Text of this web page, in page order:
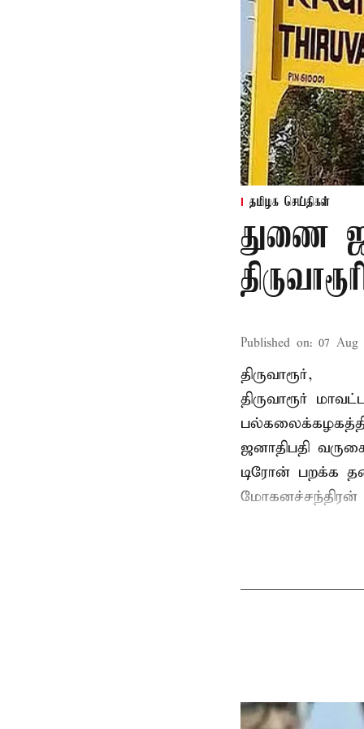
தமிழக செய்திகள்
துணை
Published on: 07 Aug
திருவாரூர்,
திருவாரூர்
ஜனாதிபதி
டிரோன் பறக்க
மோகனச்சந்திரன்